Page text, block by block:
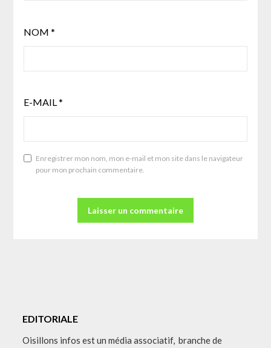
NOM *
E-MAIL*
Enregistrer mon nom, mon e-mail et mon site dans le navigateur
pour mon prochain commentaire.
EDITORIALE
Oisillons infos est un média associatif, branche de